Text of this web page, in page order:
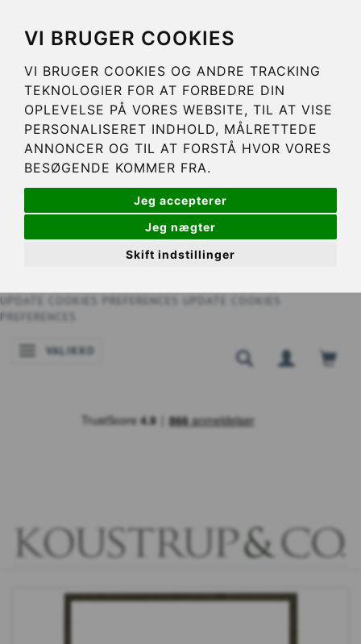
VI BRUGER COOKIES
VI BRUGER COOKIES OG ANDRE TRACKING
TEKNOLOGIER FOR AT FORBEDRE DIN
OPLEVELSE PÅ VORES WEBSITE, TIL AT VISE
PERSONALISERET INDHOLD, MÅLRETTEDE
ANNONCER OG TIL AT FORSTÅ HVOR VORES
BESØGENDE KOMMER FRA.
Jeg accepterer
Jeg nægter
Skift indstillinger
UPDATE COOKIES PREFERENCES
UPDATE COOKIES
PREFERENCES
VAIHDA NAVIGOINNIN TILAA
VALIKKO